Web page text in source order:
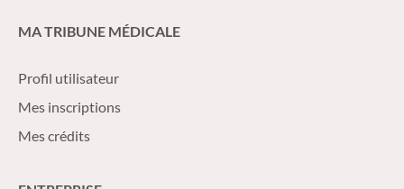
MA TRIBUNE MÉDICALE
Profil utilisateur
Mes inscriptions
Mes crédits